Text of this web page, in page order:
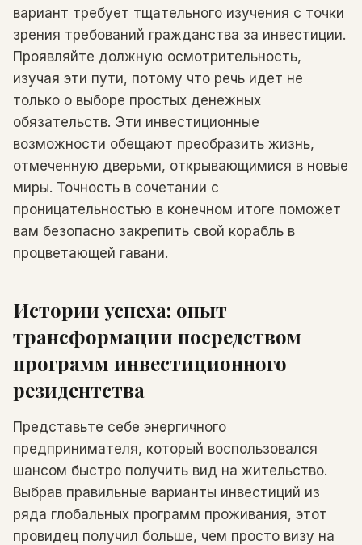
вариант требует тщательного изучения с точки
зрения требований гражданства за инвестиции.
Проявляйте должную осмотрительность,
изучая эти пути, потому что речь идет не
только о выборе простых денежных
обязательств. Эти инвестиционные
возможности обещают преобразить жизнь,
отмеченную дверьми, открывающимися в новые
миры. Точность в сочетании с
проницательностью в конечном итоге поможет
вам безопасно закрепить свой корабль в
процветающей гавани.
Истории успеха: опыт
трансформации посредством
программ инвестиционного
резидентства
Представьте себе энергичного
предпринимателя, который воспользовался
шансом быстро получить вид на жительство.
Выбрав правильные варианты инвестиций из
ряда глобальных программ проживания, этот
провидец получил больше, чем просто визу на